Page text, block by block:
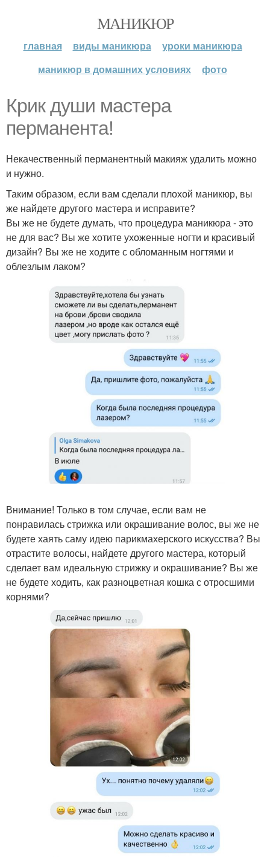
МАНИКЮР
главная виды маникюра
уроки маникюра
маникюр в домашних условиях
фото
Крик души мастера
перманента!
Некачественный перманентный макияж удалить можно
и нужно.
Таким образом, если вам сделали плохой маникюр, вы
же найдете другого мастера и исправите?
Вы же не будете думать, что процедура маникюра - это
не для вас? Вы же хотите ухоженные ногти и красивый
дизайн? Вы же не ходите с обломанным ногтями и
облезлым лаком?
Внимание! Только в том случае, если вам не
понравилась стрижка или окрашивание волос, вы же не
будете хаять саму идею парикмахерского искусства? Вы
отрастите волосы, найдете другого мастера, который
сделает вам идеальную стрижку и окрашивание? Вы же
не будете ходить, как разноцветная кошка с отросшими
корнями?